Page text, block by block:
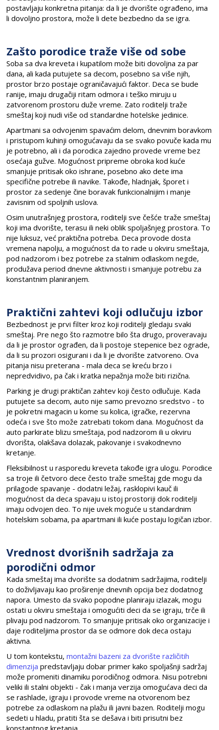
postavljaju konkretna pitanja: da li je dvorište ograđeno, ima
li dovoljno prostora, može li dete bezbedno da se igra.
Zašto porodice traže više od sobe
Soba sa dva kreveta i kupatilom može biti dovoljna za par
dana, ali kada putujete sa decom, posebno sa više njih,
prostor brzo postaje ograničavajući faktor. Deca se bude
ranije, imaju drugačiji ritam odmora i teško miruju u
zatvorenom prostoru duže vreme. Zato roditelji traže
smeštaj koji nudi više od standardne hotelske jedinice.
Apartmani sa odvojenim spavaćim delom, dnevnim boravkom
i pristupom kuhinji omogućavaju da se svako povuče kada mu
je potrebno, ali i da porodica zajedno provede vreme bez
osećaja gužve. Mogućnost pripreme obroka kod kuće
smanjuje pritisak oko ishrane, posebno ako dete ima
specifične potrebe ili navike. Takođe, hladnjak, šporet i
prostor za sedenje čine boravak funkcionalnijim i manje
zavisnim od spoljnih uslova.
Osim unutrašnjeg prostora, roditelji sve češće traže smeštaj
koji ima dvorište, terasu ili neki oblik spoljašnjeg prostora. To
nije luksuz, već praktična potreba. Deca provode dosta
vremena napolju, a mogućnost da to rade u okviru smeštaja,
pod nadzorom i bez potrebe za stalnim odlaskom negde,
produžava period dnevne aktivnosti i smanjuje potrebu za
konstantnim planiranjem.
Praktični zahtevi koji odlučuju izbor
Bezbednost je prvi filter kroz koji roditelji gledaju svaki
smeštaj. Pre nego što razmotre bilo šta drugo, proveravaju
da li je prostor ograđen, da li postoje stepenice bez ograde,
da li su prozori osigurani i da li je dvorište zatvoreno. Ova
pitanja nisu preterana - mala deca se kreću brzo i
nepredvidivo, pa čak i kratka nepažnja može biti rizična.
Parking je drugi praktičan zahtev koji često odlučuje. Kada
putujete sa decom, auto nije samo prevozno sredstvo - to
je pokretni magacin u kome su kolica, igračke, rezervna
odeća i sve što može zatrebati tokom dana. Mogućnost da
auto parkirate blizu smeštaja, pod nadzorom ili u okviru
dvorišta, olakšava dolazak, pakovanje i svakodnevno
kretanje.
Fleksibilnost u rasporedu kreveta takođe igra ulogu. Porodice
sa troje ili četvoro dece često traže smeštaj gde mogu da
prilagode spavanje - dodatni ležaj, rasklopivi kauč ili
mogućnost da deca spavaju u istoj prostoriji dok roditelji
imaju odvojen deo. To nije uvek moguće u standardnim
hotelskim sobama, pa apartmani ili kuće postaju logičan izbor.
Vrednost dvorišnih sadržaja za
porodični odmor
Kada smeštaj ima dvorište sa dodatnim sadržajima, roditelji
to doživljavaju kao proširenje dnevnih opcija bez dodatnog
napora. Umesto da svako popodne planiraju izlazak, mogu
ostati u okviru smeštaja i omogućiti deci da se igraju, trče ili
plivaju pod nadzorom. To smanjuje pritisak oko organizacije i
daje roditeljima prostor da se odmore dok deca ostaju
aktivna.
U tom kontekstu,montažni bazeni za dvorište različitih
dimenzija predstavljaju dobar primer kako spoljašnji sadržaj
može promeniti dinamiku porodičnog odmora. Nisu potrebni
veliki ili stalni objekti - čak i manja verzija omogućava deci da
se rashlade, igraju i provode vreme na otvorenom bez
potrebe za odlaskom na plažu ili javni bazen. Roditelji mogu
sedeti u hladu, pratiti šta se dešava i biti prisutni bez
konstantnog kretanja.